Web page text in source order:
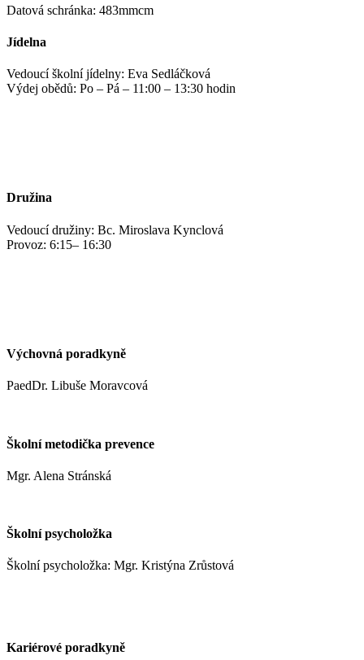
Datová schránka: 483mmcm
Jídelna
Vedoucí školní jídelny: Eva Sedláčková
Výdej obědů: Po – Pá – 11:00 – 13:30 hodin
Družina
Vedoucí družiny: Bc. Miroslava Kynclová
Provoz: 6:15– 16:30
Výchovná poradkyně
PaedDr. Libuše Moravcová
Školní metodička prevence
Mgr. Alena Stránská
Školní psycholožka
Školní psycholožka: Mgr. Kristýna Zrůstová
Kariérové poradkyně